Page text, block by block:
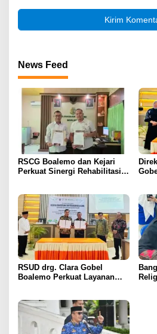
News Feed
RSCG Boalemo dan Kejari
Perkuat Sinergi Rehabilitasi
Restoratif
RSUD drg. Clara Gobel
Boalemo Perkuat Layanan
Tingkatkan Akses Layanan
Spesialistik